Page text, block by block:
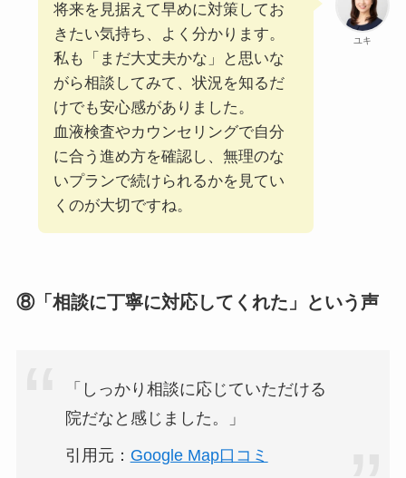
ユキ
将来を見据えて早めに対策してお
きたい気持ち、よく分かります。
私も「まだ大丈夫かな」と思いな
がら相談してみて、状況を知るだ
けでも安心感がありました。
血液検査やカウンセリングで自分
に合う進め方を確認し、無理のな
いプランで続けられるかを見てい
くのが大切ですね。
⑧「相談に丁寧に対応してくれた」という声
「しっかり相談に応じていただける
院だなと感じました。」
引用元： Google Map口コミ